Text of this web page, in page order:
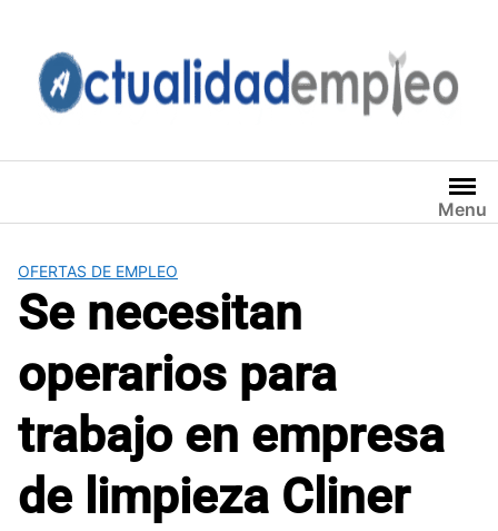
contenido
Menu
OFERTAS DE EMPLEO
Se necesitan
operarios para
trabajo en empresa
de limpieza Cliner